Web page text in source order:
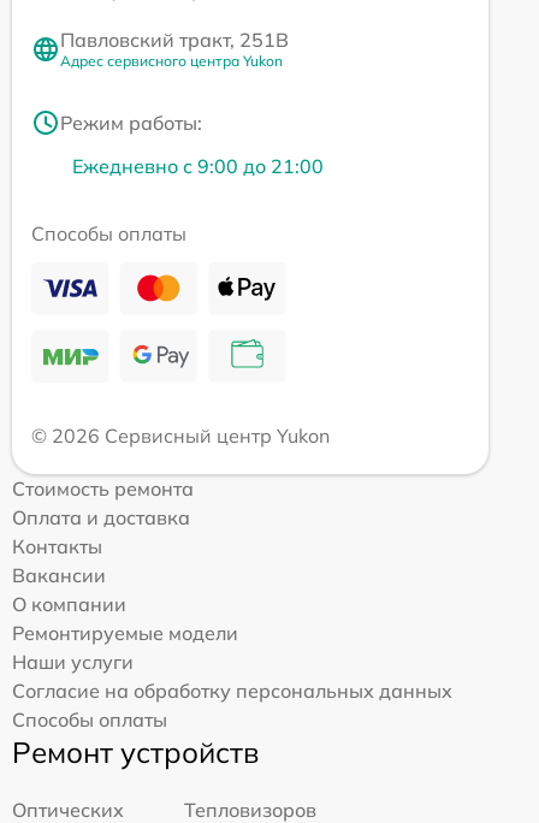
Павловский тракт, 251В
Адрес сервисного центра Yukon
Режим работы:
Ежедневно с 9:00 до 21:00
Способы оплаты
© 2026 Сервисный центр Yukon
Стоимость ремонта
Оплата и доставка
Контакты
Вакансии
О компании
Ремонтируемые модели
Наши услуги
Согласие на обработку персональных данных
Способы оплаты
Ремонт устройств
Оптических
Тепловизоров